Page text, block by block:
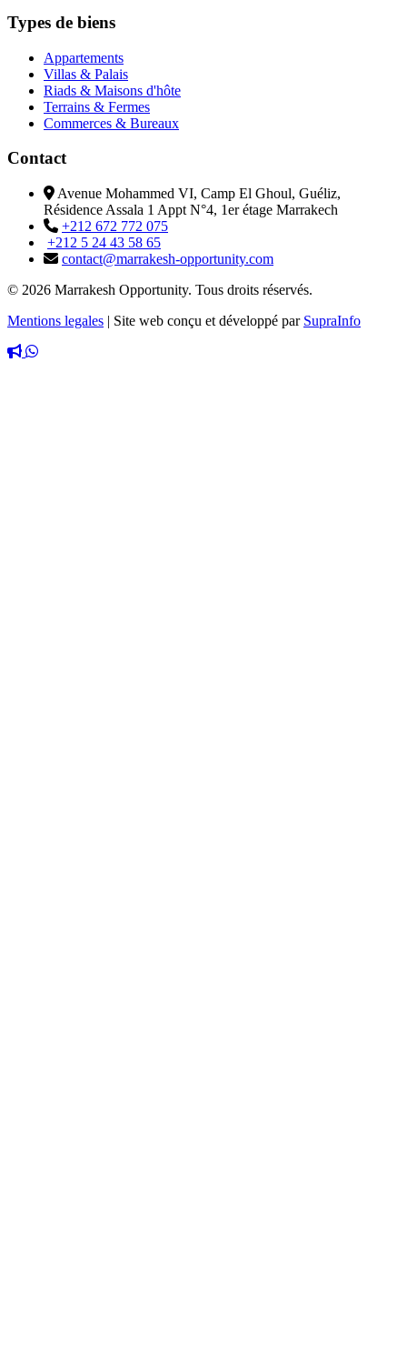
Types de biens
Appartements
Villas & Palais
Riads & Maisons d'hôte
Terrains & Fermes
Commerces & Bureaux
Contact
Avenue Mohammed VI, Camp El Ghoul, Guéliz,
Résidence Assala 1 Appt N°4, 1er étage Marrakech
+212 672 772 075
+212 5 24 43 58 65
contact@marrakesh-opportunity.com
© 2026 Marrakesh Opportunity. Tous droits réservés.
Mentions legales | Site web conçu et développé par SupraInfo